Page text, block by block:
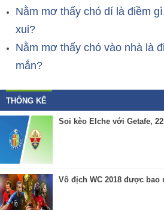
Nằm mơ thấy chó dí là điềm
xui?
Nằm mơ thấy chó vào nhà là
mắn?
THỐNG KÊ
Soi kèo Elche với Getafe,
Vô địch WC 2018 được